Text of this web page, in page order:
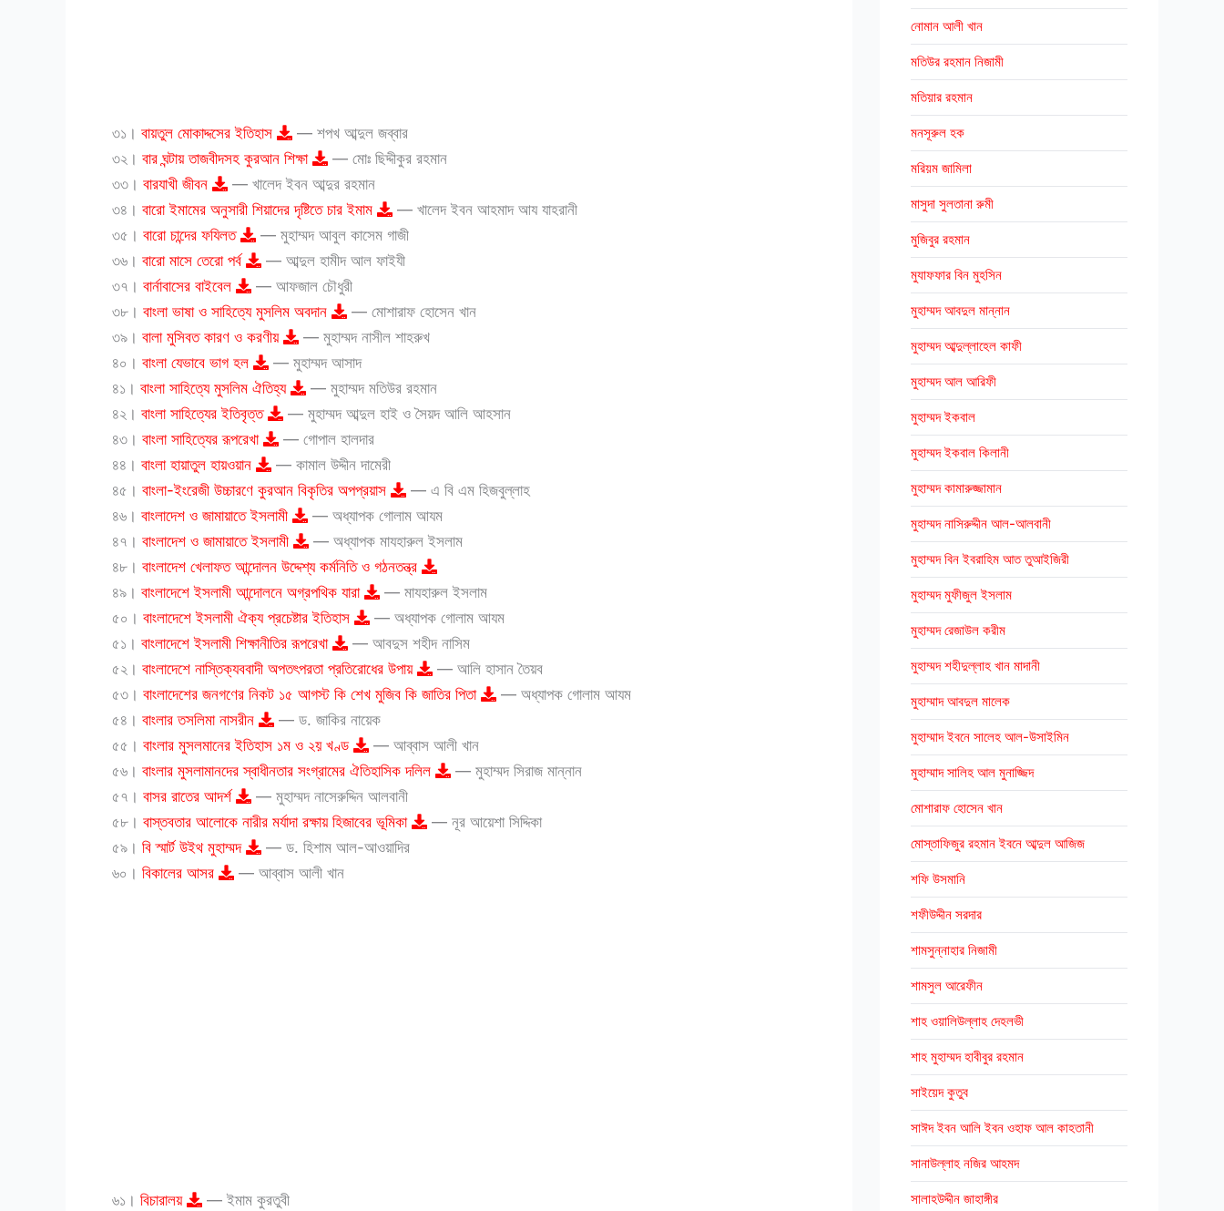
৩১। বায়তুল মোকাদ্দসের ইতিহাস
— শপখ আব্দুল জব্বার
৩২। বার ঘন্টায় তাজবীদসহ কুরআন শিক্ষা
— মোঃ ছিদ্দীকুর রহমান
৩৩। বারযাখী জীবন
— খালেদ ইবন আব্দুর রহমান
৩৪। বারো ইমামের অনুসারী শিয়াদের দৃষ্টিতে চার ইমাম
— খালেদ ইবন আহমাদ আয যাহরানী
৩৫। বারো চান্দের ফযিলত
— মুহাম্মদ আবুল কাসেম গাজী
৩৬। বারো মাসে তেরো পর্ব
— আব্দুল হামীদ আল ফাইযী
৩৭। বার্নাবাসের বাইবেল
— আফজাল চৌধুরী
৩৮। বাংলা ভাষা ও সাহিত্যে মুসলিম অবদান
— মোশারাফ হোসেন খান
৩৯। বালা মুসিবত কারণ ও করণীয়
— মুহাম্মদ নাসীল শাহরুখ
৪০। বাংলা যেভাবে ভাগ হল
— মুহাম্মদ আসাদ
৪১। বাংলা সাহিত্যে মুসলিম ঐতিহ্য
— মুহাম্মদ মতিউর রহমান
৪২। বাংলা সাহিত্যের ইতিবৃত্ত
— মুহাম্মদ আব্দুল হাই ও সৈয়দ আলি আহসান
৪৩। বাংলা সাহিত্যের রূপরেখা
— গোপাল হালদার
৪৪। বাংলা হায়াতুল হায়ওয়ান
— কামাল উদ্দীন দামেরী
৪৫। বাংলা-ইংরেজী উচ্চারণে কুরআন বিকৃতির অপপ্রয়াস
— এ বি এম হিজবুল্লাহ
৪৬। বাংলাদেশ ও জামায়াতে ইসলামী
— অধ্যাপক গোলাম আযম
৪৭। বাংলাদেশ ও জামায়াতে ইসলামী
— অধ্যাপক মাযহারুল ইসলাম
৪৮। বাংলাদেশ খেলাফত আন্দোলন উদ্দেশ্য কর্মনিতি ও গঠনতন্ত্র
৪৯। বাংলাদেশে ইসলামী আন্দোলনে অগ্রপথিক যারা
— মাযহারুল ইসলাম
৫০। বাংলাদেশে ইসলামী ঐক্য প্রচেষ্টার ইতিহাস
— অধ্যাপক গোলাম আযম
৫১। বাংলাদেশে ইসলামী শিক্ষানীতির রূপরেখা
— আবদুস শহীদ নাসিম
৫২। বাংলাদেশে নাস্তিক্যববাদী অপতৎপরতা প্রতিরোধের উপায়
— আলি হাসান তৈয়ব
৫৩। বাংলাদেশের জনগণের নিকট ১৫ আগস্ট কি শেখ মুজিব কি জাতির পিতা
— অধ্যাপক গোলাম আযম
৫৪। বাংলার তসলিমা নাসরীন
— ড. জাকির নায়েক
৫৫। বাংলার মুসলমানের ইতিহাস ১ম ও ২য় খণ্ড
— আব্বাস আলী খান
৫৬। বাংলার মুসলামানদের স্বাধীনতার সংগ্রামের ঐতিহাসিক দলিল
— মুহাম্মদ সিরাজ মান্নান
৫৭। বাসর রাতের আদর্শ
— মুহাম্মদ নাসেরুদ্দিন আলবানী
৫৮। বাস্তবতার আলোকে নারীর মর্যাদা রক্ষায় হিজাবের ভূমিকা
— নূর আয়েশা সিদ্দিকা
৫৯। বি স্মার্ট উইথ মুহাম্মদ
— ড. হিশাম আল-আওয়াদির
৬০। বিকালের আসর — আব্বাস আলী খান
৬১। বিচারালয় — ইমাম কুরতুবী
নোমান আলী খান
মতিউর রহমান নিজামী
মতিয়ার রহমান
মনসূরুল হক
মরিয়ম জামিলা
মাসুদা সুলতানা রুমী
মুজিবুর রহমান
মুযাফফার বিন মুহসিন
মুহাম্মদ আবদুল মান্নান
মুহাম্মদ আব্দুল্লাহেল কাফী
মুহাম্মদ আল আরিফী
মুহাম্মদ ইকবাল
মুহাম্মদ ইকবাল কিলানী
মুহাম্মদ কামারুজ্জামান
মুহাম্মদ নাসিরুদ্দীন আল-আলবানী
মুহাম্মদ বিন ইবরাহিম আত তুআইজিরী
মুহাম্মদ মুফীজুল ইসলাম
মুহাম্মদ রেজাউল করীম
মুহাম্মদ শহীদুল্লাহ খান মাদানী
মুহাম্মাদ আবদুল মালেক
মুহাম্মাদ ইবনে সালেহ আল-উসাইমিন
মুহাম্মাদ সালিহ আল মুনাজ্জিদ
মোশারাফ হোসেন খান
মোস্তাফিজুর রহমান ইবনে আব্দুল আজিজ
শফি উসমানি
শফীউদ্দীন সরদার
শামসুন্নাহার নিজামী
শামসুল আরেফীন
শাহ ওয়ালিউল্লাহ দেহলভী
শাহ মুহাম্মদ হাবীবুর রহমান
সাইয়েদ কুতুব
সাঈদ ইবন আলি ইবন ওহাফ আল কাহতানী
সানাউল্লাহ নজির আহমদ
সালাহউদ্দীন জাহাঙ্গীর